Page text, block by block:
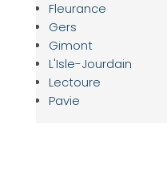
Fleurance
Gers
Gimont
L'Isle-Jourdain
Lectoure
Pavie